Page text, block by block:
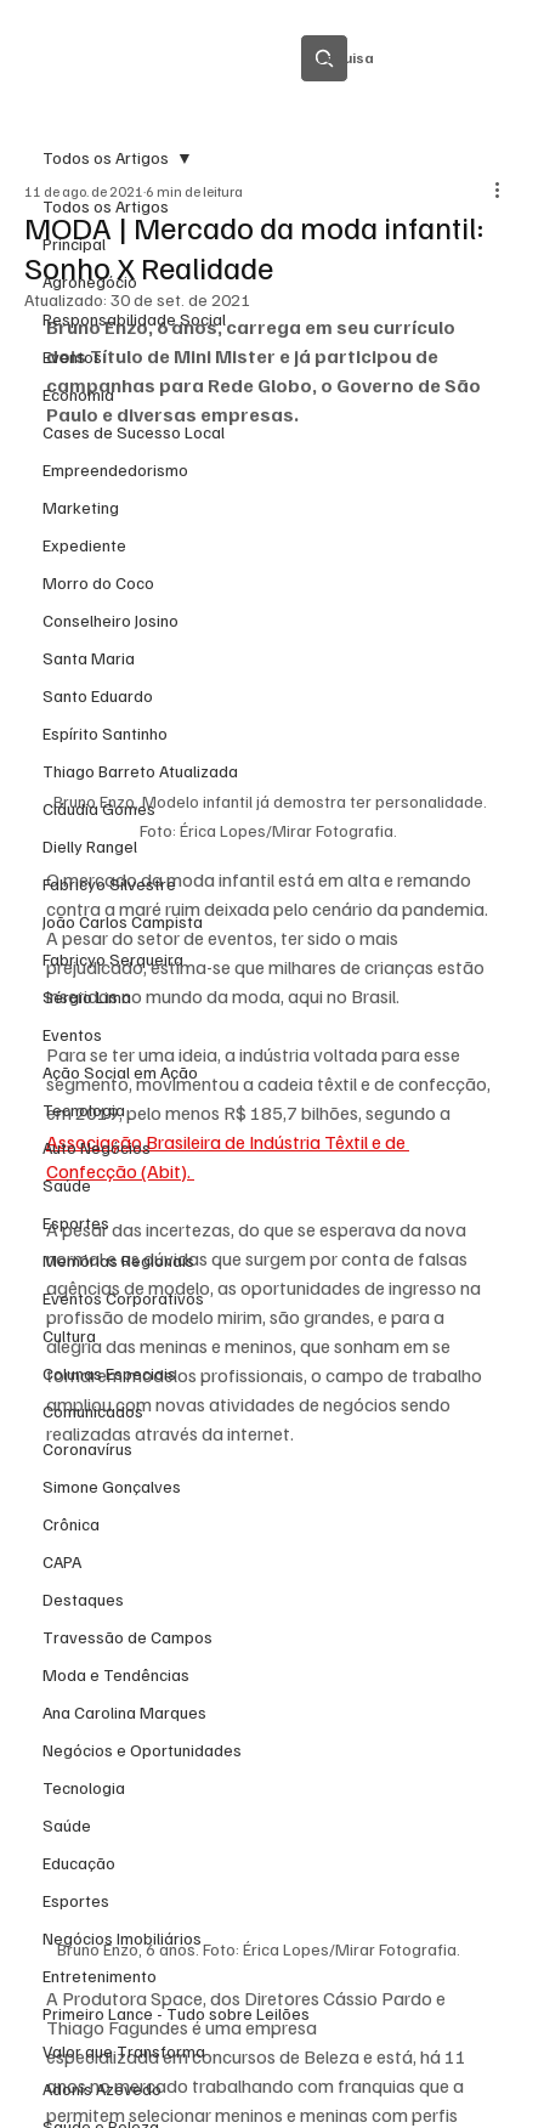
Pesquisa
Todos os Artigos
Principal
Agronegócio
Responsabilidade Social
Eventos
Economia
Cases de Sucesso Local
Empreendedorismo
Marketing
Expediente
Morro do Coco
Conselheiro Josino
Santa Maria
Santo Eduardo
Espírito Santinho
Thiago Barreto Atualizada
Cláudia Gomes
Dielly Rangel
Fabricyo Silvestre
João Carlos Campista
Fabricyo Serqueira
Sérgio Lima
Eventos
Ação Social em Ação
Tecnologia
Auto Negócios
Saúde
Esportes
Memórias Regionais
Eventos Corporativos
Cultura
Colunas Especiais
Comunicados
Coronavírus
Simone Gonçalves
Crônica
CAPA
Destaques
Travessão de Campos
Moda e Tendências
Ana Carolina Marques
Negócios e Oportunidades
Tecnologia
Saúde
Educação
Esportes
Negócios Imobiliários
Entretenimento
Primeiro Lance - Tudo sobre Leilões
Valor que Transforma
Adonis Azevedo
Todos os Artigos
MODA | Mercado da moda infantil:
Sonho X Realidade
11 de ago. de 2021 6 min de leitura
Atualizado: 30 de set. de 2021
Bruno Enzo, 6 anos, carrega em seu currículo
dois Título de Mini Mister e já participou de
campanhas para Rede Globo, o Governo de São
Paulo e diversas empresas.
Bruno Enzo, Modelo infantil já demostra ter personalidade.
Foto: Érica Lopes/Mirar Fotografia.
O mercado da moda infantil está em alta e remando
contra a maré ruim deixada pelo cenário da pandemia.
A pesar do setor de eventos, ter sido o mais
prejudicado, estima-se que milhares de crianças estão
inseridas no mundo da moda, aqui no Brasil.
Para se ter uma ideia, a indústria voltada para esse
segmento, movimentou a cadeia têxtil e de confecção,
em 2019, pelo menos R$ 185,7 bilhões, segundo a
Associação Brasileira de Indústria Têxtil e de
Confecção (Abit).
A pesar das incertezas, do que se esperava da nova
normal e as dúvidas que surgem por conta de falsas
agências de modelo, as oportunidades de ingresso na
profissão de modelo mirim, são grandes, e para a
alegria das meninas e meninos, que sonham em se
tornarem modelos profissionais, o campo de trabalho
ampliou com novas atividades de negócios sendo
realizadas através da internet.
Bruno Enzo, 6 anos. Foto: Érica Lopes/Mirar Fotografia.
A Produtora Space, dos Diretores Cássio Pardo e
Thiago Fagundes é uma empresa
especializada em concursos de Beleza e está, há 11
anos no mercado trabalhando com franquias que a
permitem selecionar meninos e meninas com perfis